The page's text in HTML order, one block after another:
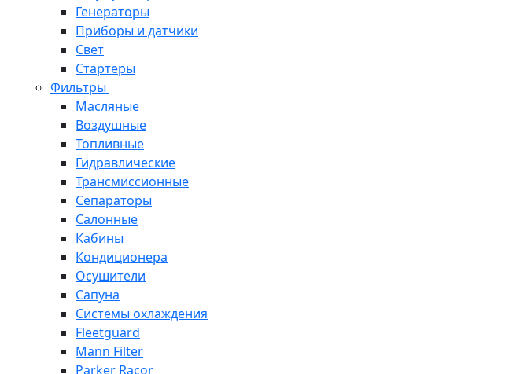
Генераторы
Приборы и датчики
Свет
Стартеры
Фильтры
Масляные
Воздушные
Топливные
Гидравлические
Трансмиссионные
Сепараторы
Салонные
Кабины
Кондиционера
Осушители
Сапуна
Системы охлаждения
Fleetguard
Mann Filter
Parker Racor